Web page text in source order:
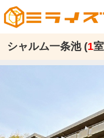
シャルム一条池 (1